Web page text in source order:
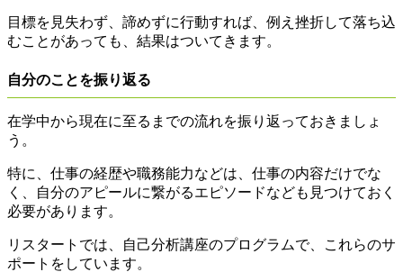
目標を見失わず、諦めずに行動すれば、例え挫折して落ち込
むことがあっても、結果はついてきます。
自分のことを振り返る
在学中から現在に至るまでの流れを振り返っておきましょ
う。
特に、仕事の経歴や職務能力などは、仕事の内容だけでな
く、自分のアピールに繋がるエピソードなども見つけておく
必要があります。
リスタートでは、自己分析講座のプログラムで、これらのサ
ポートをしています。